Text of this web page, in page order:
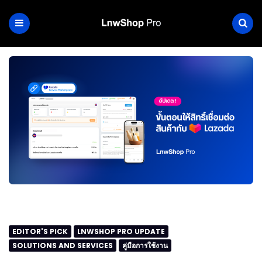
EDITOR'S PICK
LNWSHOP PRO UPDATE
SOLUTIONS AND SERVICES
คู่มือการใช้งาน